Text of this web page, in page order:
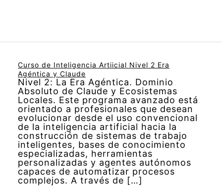
Curso de Inteligencia Artiicial Nivel 2 Era
Agéntica y Claude
Nivel 2: La Era Agéntica. Dominio
Absoluto de Claude y Ecosistemas
Locales. Este programa avanzado está
orientado a profesionales que desean
evolucionar desde el uso convencional
de la inteligencia artificial hacia la
construcción de sistemas de trabajo
inteligentes, bases de conocimiento
especializadas, herramientas
personalizadas y agentes autónomos
capaces de automatizar procesos
complejos. A través de […]